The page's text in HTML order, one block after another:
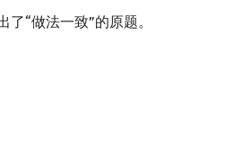
“做法一致”的原题。